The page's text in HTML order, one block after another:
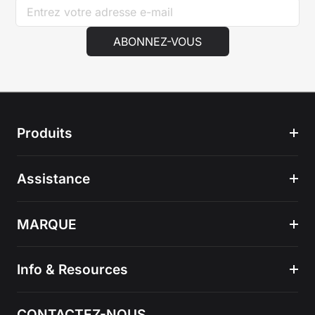
ABONNEZ-VOUS
Produits
Assistance
MARQUE
Info & Resources